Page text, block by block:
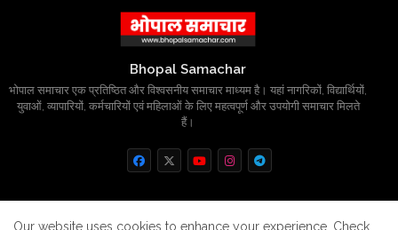
Bhopal Samachar
भोपाल समाचार एक प्रतिष्ठित और विश्वसनीय समाचार माध्यम है। यहां नागरिकों, विद्यार्थियों,
युवाओं, व्यापारियों, कर्मचारियों एवं महिलाओं के लिए महत्वपूर्ण और उपयोगी समाचार मिलते
हैं।
Home About Contact us Privacy Policy
Our website uses cookies to enhance your experience. Check